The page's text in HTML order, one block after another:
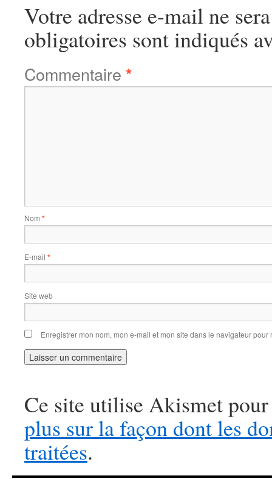
Votre adresse e-mail ne
obligatoires sont indiqués
Commentaire *
Nom *
E-mail *
Site web
Enregistrer mon nom, mon e-mail et mon site dans le navigateur
Ce site utilise Akismet
plus sur la façon dont les
traitées.